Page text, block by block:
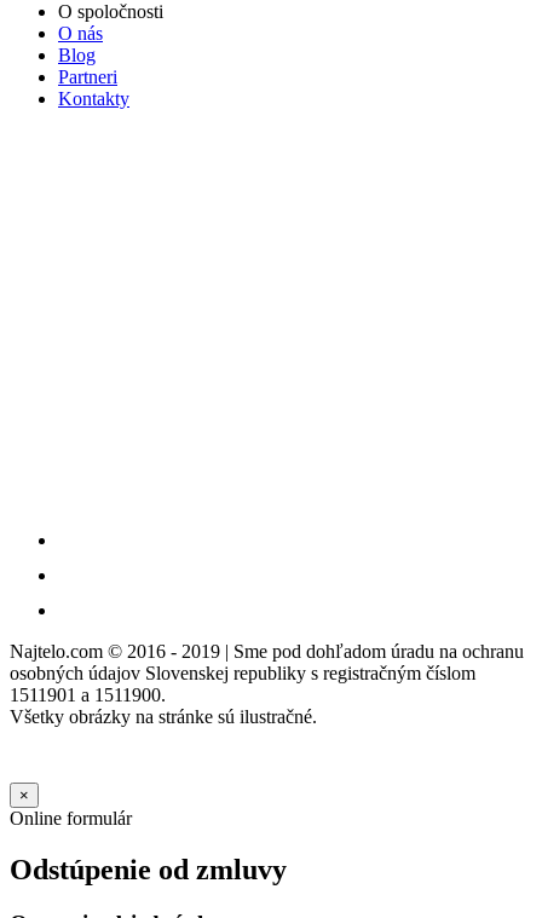
O spoločnosti
O nás
Blog
Partneri
Kontakty
Najtelo.com © 2016 - 2019 | Sme pod dohľadom úradu na ochranu
osobných údajov Slovenskej republiky s registračným číslom
1511901 a 1511900.
Všetky obrázky na stránke sú ilustračné.
×
Online formulár
Odstúpenie od zmluvy